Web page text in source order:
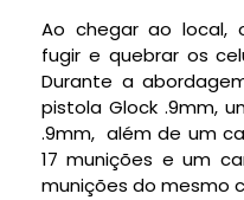
Ao chegar ao local,
fugir e quebrar os
Durante a
pistola Glock .9mm,
.9mm, além de um
17 munições e um
munições do mesmo